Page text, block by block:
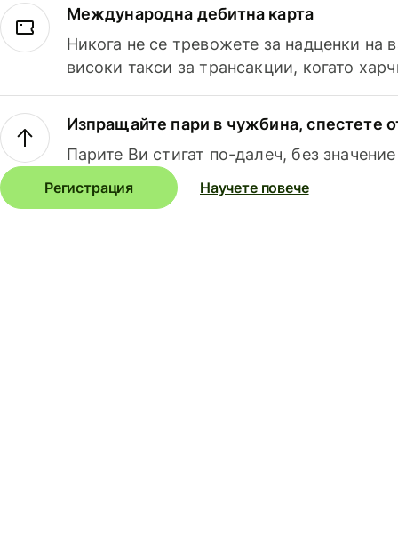
Международна дебитна карта
Никога не се тревожете за надценки на
високи такси за трансакции, когато
Изпращайте пари в чужбина, спестете
Парите Ви стигат по-далеч, без
Регистрация Научете повече